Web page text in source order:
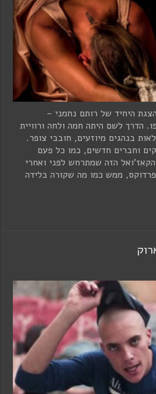
היחיד של רותם נחמני –
הדרך לשם היתה חמה ולחה ורוויית
בנהגים מיוזעים, חובבי צופר.
וחברים חדשים, כמו כל פעם
הזה שמתרחש לפני ואחרי
ממש כמו מה שקורה בלידה